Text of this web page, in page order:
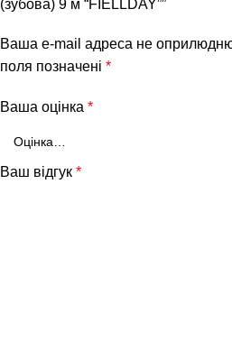
(зубова) 9 м “FIELLDAY””
Ваша e-mail адреса не
поля позначені *
Ваша оцінка *
Ваш відгук *